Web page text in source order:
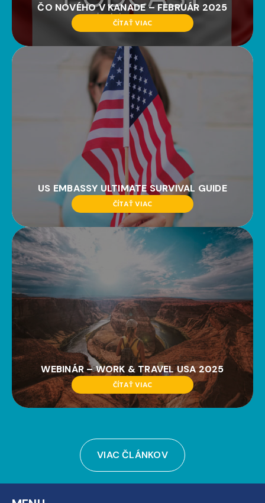
ČO NOVÉHO V KANADE – FEBRUÁR 2025
ČÍTAŤ VIAC
US EMBASSY ULTIMATE SURVIVAL GUIDE
ČÍTAŤ VIAC
WEBINÁR – WORK & TRAVEL USA 2025
ČÍTAŤ VIAC
VIAC ČLÁNKOV